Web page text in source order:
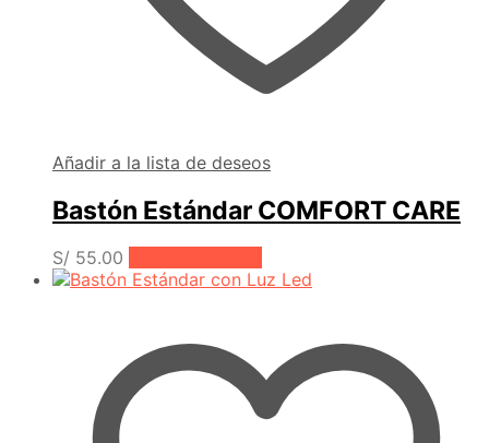
Añadir a la lista de deseos
Bastón Estándar COMFORT CARE
S/ 55.00